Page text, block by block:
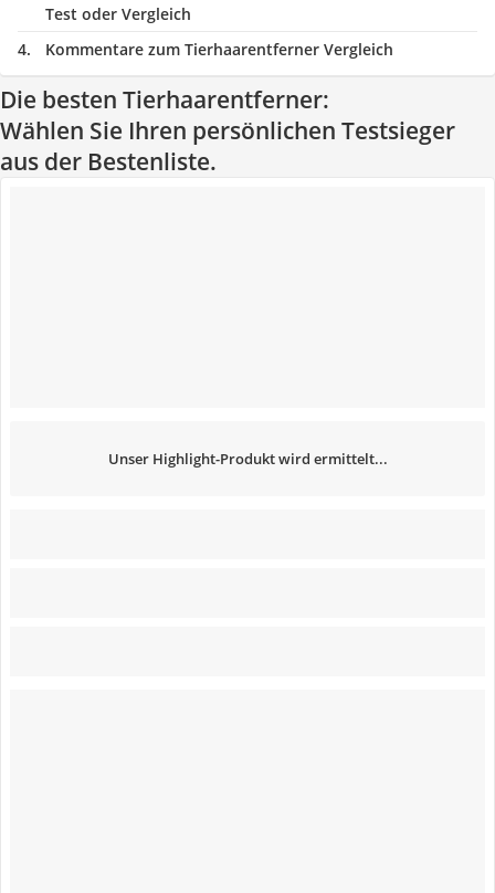
Test oder Vergleich
Kommentare zum Tierhaarentferner Vergleich
Die besten Tierhaarentferner:
Wählen Sie Ihren persönlichen Testsieger
aus der Bestenliste.
Unser Highlight-Produkt wird ermittelt...